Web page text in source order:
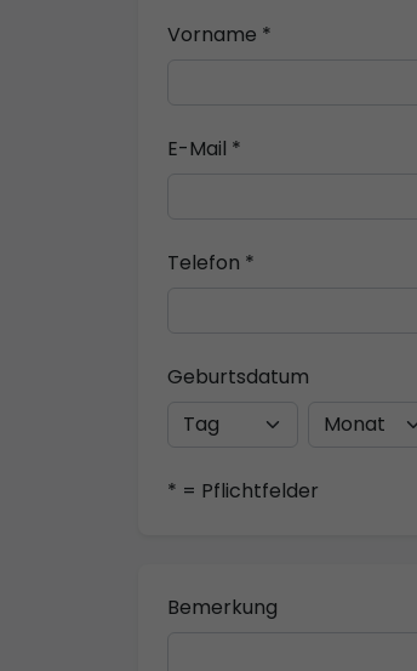
Vorname *
E-Mail *
Telefon *
Geburtsdatum
* = Pflichtfelder
Bemerkung